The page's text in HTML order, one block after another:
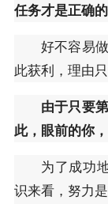
任务才是正确的
好不容易
此获利，理由
由于只要
此，眼前的你
为了成功
识来看，努力